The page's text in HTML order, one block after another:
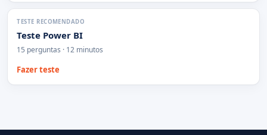
TESTE RECOMENDADO
Teste Power BI
15 perguntas · 12 minutos
Fazer teste